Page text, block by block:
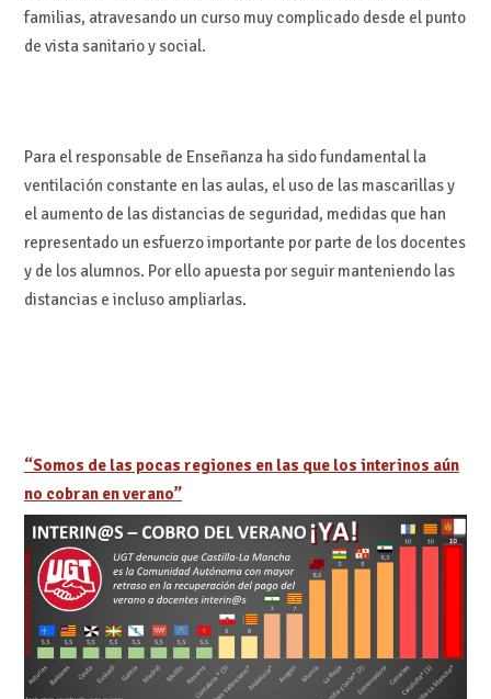
familias, atravesando un curso muy complicado desde el punto
de vista sanitario y social.
Para el responsable de Enseñanza ha sido fundamental la
ventilación constante en las aulas, el uso de las mascarillas y
el aumento de las distancias de seguridad, medidas que han
representado un esfuerzo importante por parte de los docentes
y de los alumnos. Por ello apuesta por seguir manteniendo las
distancias e incluso ampliarlas.
“Somos de las pocas regiones en las que los interinos aún
no cobran en verano”